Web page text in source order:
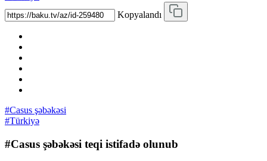
Kopyalandı
#Casus şəbəkəsi
#Türkiyə
#Casus şəbəkəsi teqi istifadə olunub